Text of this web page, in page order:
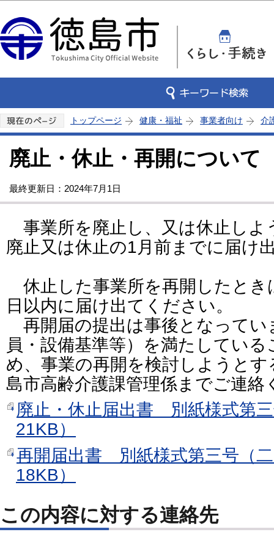
トップページ 健康・福祉 事業者向け 介
廃止・休止・再開について
最終更新日：2024年7月1日
事業所を廃止し、又は休止しよ
廃止又は休止の1月前までに届け
休止した事業所を再開したとき
日以内に届け出てください。
再開届の提出は事後となってい
員・設備基準等）を満たしてい
め、事業の再開を検討しようと
島市高齢介護課管理係までご連絡
廃止・休止届出書 別紙様式第
21KB）
再開届出書 別紙様式第三号（
18KB）
この内容に対する連絡先